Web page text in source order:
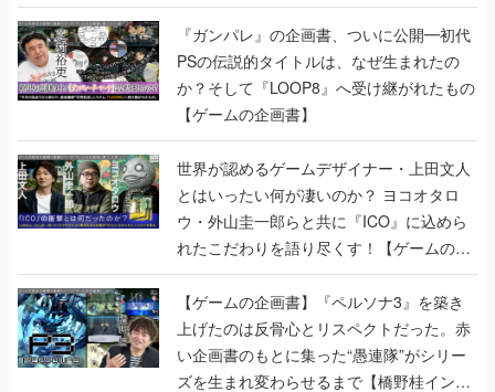
書】
『ガンパレ』の企画書、ついに公開━初代
PSの伝説的タイトルは、なぜ生まれたの
か？そして『LOOP8』へ受け継がれたもの
【ゲームの企画書】
世界が認めるゲームデザイナー・上田文人
とはいったい何が凄いのか？ ヨコオタロ
ウ・外山圭一郎らと共に『ICO』に込めら
れたこだわりを語り尽くす！【ゲームの企
画書】
【ゲームの企画書】『ペルソナ3』を築き
上げたのは反骨心とリスペクトだった。赤
い企画書のもとに集った“愚連隊”がシリー
ズを生まれ変わらせるまで【橋野桂インタ